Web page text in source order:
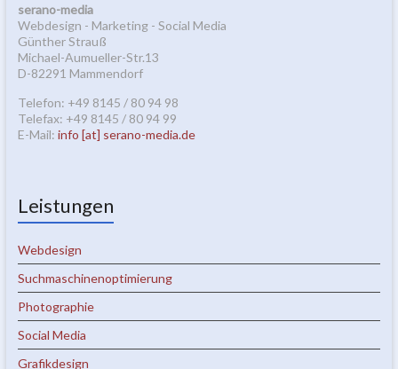
serano-media
Webdesign - Marketing - Social Media
Günther Strauß
Michael-Aumueller-Str.13
D-82291 Mammendorf
Telefon: +49 8145 / 80 94 98
Telefax: +49 8145 / 80 94 99
E-Mail: info [at] serano-media.de
Leistungen
Webdesign
Suchmaschinenoptimierung
Photographie
Social Media
Grafikdesign